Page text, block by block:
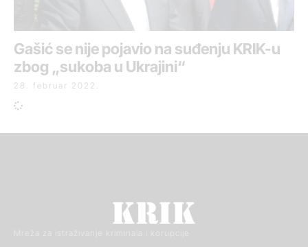
Gašić se nije pojavio na suđenju KRIK-u
zbog „sukoba u Ukrajini“
28. februar 2022.
Mreža za istraživanje kriminala i korupcije